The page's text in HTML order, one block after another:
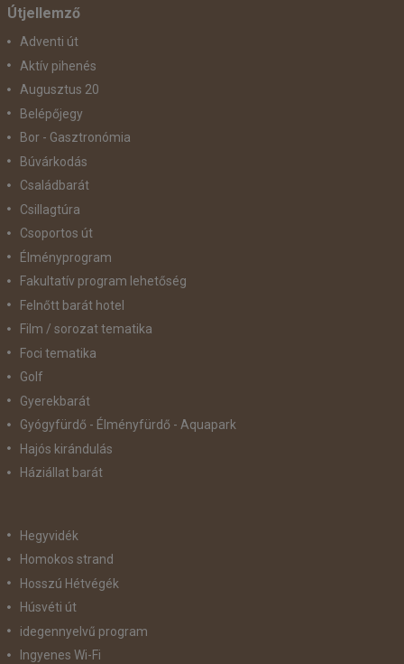
Útjellemző
Adventi út
Aktív pihenés
Augusztus 20
Belépőjegy
Bor - Gasztronómia
Búvárkodás
Családbarát
Csillagtúra
Csoportos út
Élményprogram
Fakultatív program lehetőség
Felnőtt barát hotel
Film / sorozat tematika
Foci tematika
Golf
Gyerekbarát
Gyógyfürdő - Élményfürdő - Aquapark
Hajós kirándulás
Háziállat barát
Hegyvidék
Homokos strand
Hosszú Hétvégék
Húsvéti út
idegennyelvű program
Ingyenes Wi-Fi